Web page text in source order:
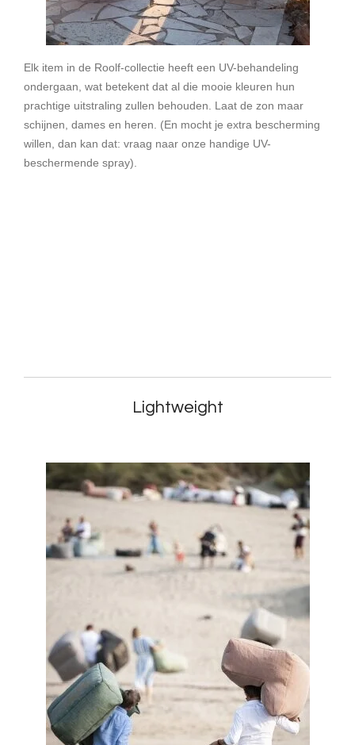
Elk item in de Roolf-collectie heeft een UV-behandeling
ondergaan, wat betekent dat al die mooie kleuren hun
prachtige uitstraling zullen behouden. Laat de zon maar
schijnen, dames en heren. (En mocht je extra bescherming
willen, dan kan dat: vraag naar onze handige UV-
beschermende spray).
Lightweight